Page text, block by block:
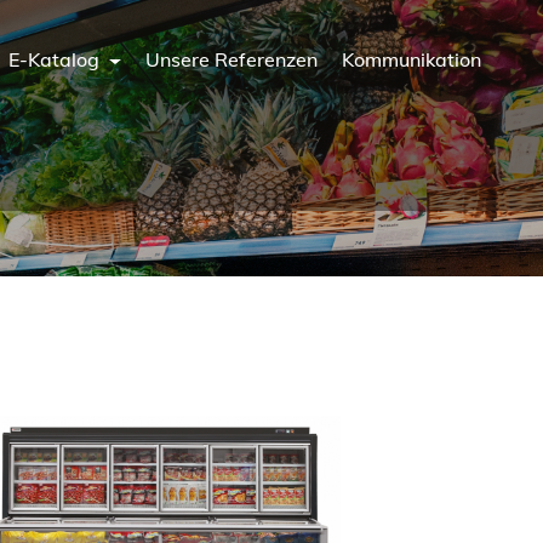
E-Katalog Unsere Referenzen Kommunikation